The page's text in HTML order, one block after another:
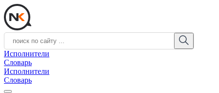
Исполнители
Словарь
Исполнители
Словарь